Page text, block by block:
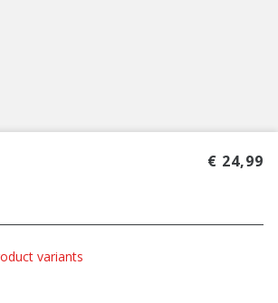
€ 24,99
variants